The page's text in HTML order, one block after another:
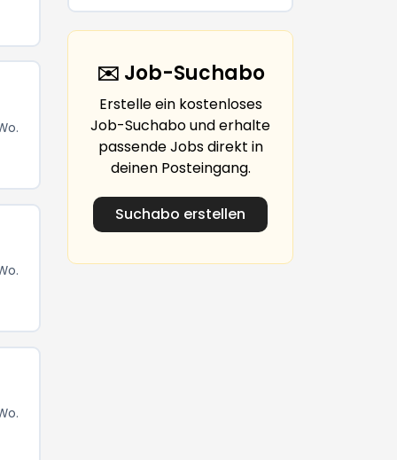
✉️ Job-Suchabo
Erstelle ein kostenloses
Job-Suchabo und erhalte
passende Jobs direkt in
deinen Posteingang.
Suchabo erstellen